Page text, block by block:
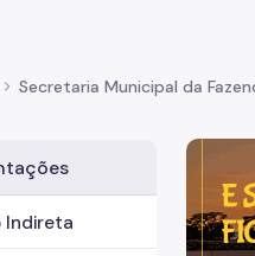
Secretaria Municipal da
Indireta